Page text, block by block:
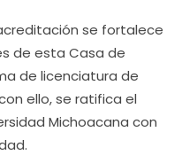
se fortalece
de esta Casa de
de licenciatura de
ello, se ratifica el
Michoacana con